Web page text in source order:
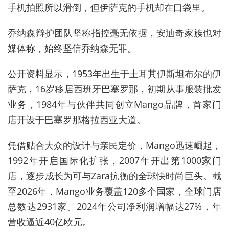
手机拍照所以滑倒，但伊萨克的手机却在口袋里。
乔纳森辩护团队坚称指控毫无依据，安迪奇家族也对
媒体称，始终坚信乔纳森无罪。
公开资料显示，1953年出生于土耳其伊斯坦布尔的伊
萨克，16岁移居西班牙巴塞罗那，初期从事服装批发
业务，1984年与伙伴共同创立Mango品牌，首家门
店开设于巴塞罗那格拉西亚大道。
凭借贴合大众的设计与亲民定价，Mango迅速崛起，
1992年开启国际化扩张，2007年开出第1000家门
店，逐步成长为可与Zara抗衡的全球快时尚巨头。截
至2026年，Mango业务覆盖120多个国家，全球门店
总数达2931家。2024年公司净利润增幅达27%，年
营收逼近40亿欧元。